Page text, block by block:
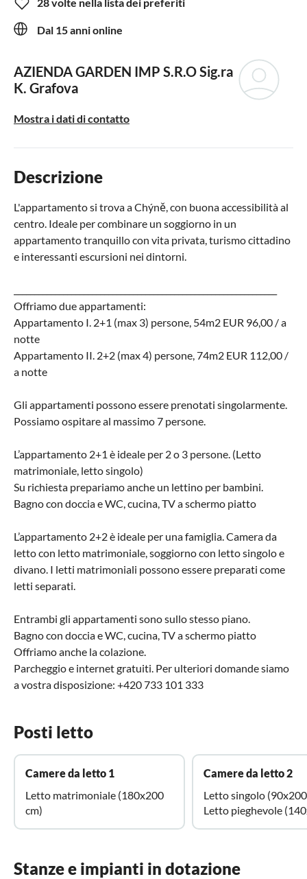
Dal 15 anni online
AZIENDA GARDEN IMP S.R.OSig.ra
K. Grafova
Mostra i dati di contatto
Descrizione
L'appartamento si trova a Chýně, con buona accessibilità al
centro. Ideale per combinare un soggiorno in un
appartamento tranquillo con vita privata, turismo cittadino
e interessanti escursioni nei dintorni.
Offriamo due appartamenti:
Appartamento I. 2+1 (max 3) persone, 54m2 EUR 96,00 / a
notte
Appartamento II. 2+2 (max 4) persone, 74m2 EUR 112,00 /
a notte
Gli appartamenti possono essere prenotati singolarmente.
Possiamo ospitare al massimo 7 persone.
L’appartamento 2+1 è ideale per 2 o 3 persone. (Letto
matrimoniale, letto singolo)
Su richiesta prepariamo anche un lettino per bambini.
Bagno con doccia e WC, cucina, TV a schermo piatto
L’appartamento 2+2 è ideale per una famiglia. Camera da
letto con letto matrimoniale, soggiorno con letto singolo e
divano. I letti matrimoniali possono essere preparati come
letti separati.
Entrambi gli appartamenti sono sullo stesso piano.
Bagno con doccia e WC, cucina, TV a schermo piatto
Offriamo anche la colazione.
Parcheggio e internet gratuiti. Per ulteriori domande siamo
a vostra disposizione: +420 733 101 333
Posti letto
Camere da letto 1
Letto matrimoniale (180x200
cm)
Camere da letto 2
Letto singolo
Letto pieghevole
Stanze e impianti in dotazione